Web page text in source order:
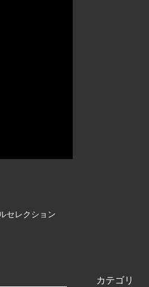
セレクション
カテゴリ